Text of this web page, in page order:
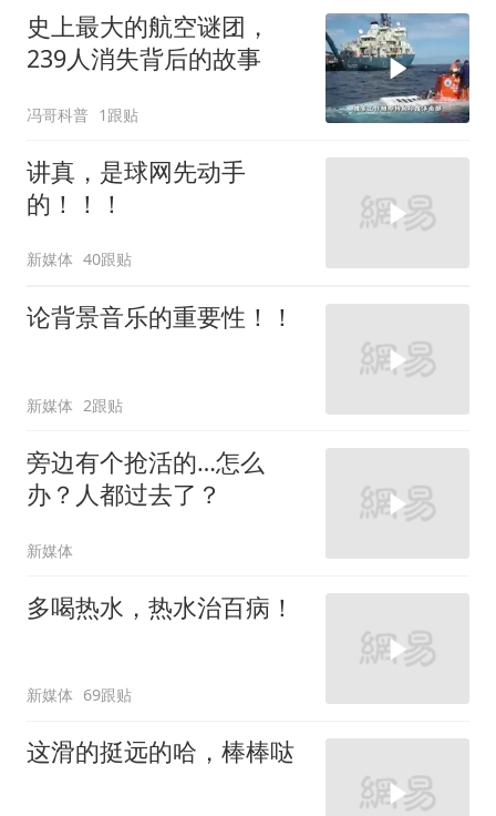
史上最大的航空谜团，
239人消失背后的故事
冯哥科普 1跟贴
讲真，是球网先动手
的！！！
新媒体 40跟贴
论背景音乐的重要性！！
新媒体 2跟贴
旁边有个抢活的…怎么
办？人都过去了？
新媒体
多喝热水，热水治百病！
新媒体 69跟贴
这滑的挺远的哈，棒棒哒